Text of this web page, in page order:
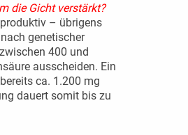
die Gicht verstärkt?
– übrigens
genetischer
400 und
ausscheiden. Ein
ca. 1.200 mg
dauert somit bis zu